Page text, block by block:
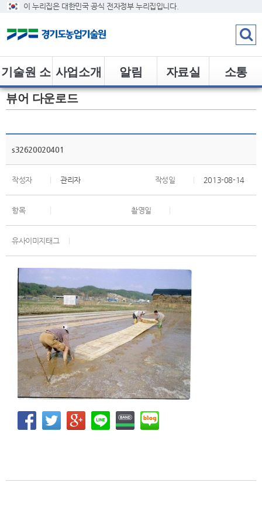
이 누리집은 대한민국 공식 전자정부 누리집입니다.
소통
자료실
알림
사업소개
기술원 소
개
뷰어 다운로드
s32620020401
작성자 관리자 작성일 2013-08-14
항목 촬영일
유사이미지태그